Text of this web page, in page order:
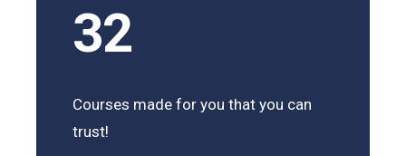
32
Courses made for you that you can
trust!